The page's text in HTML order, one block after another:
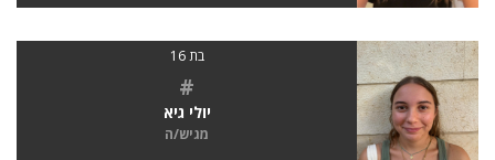
בת 16
#
יולי גיא
מגיש/ה